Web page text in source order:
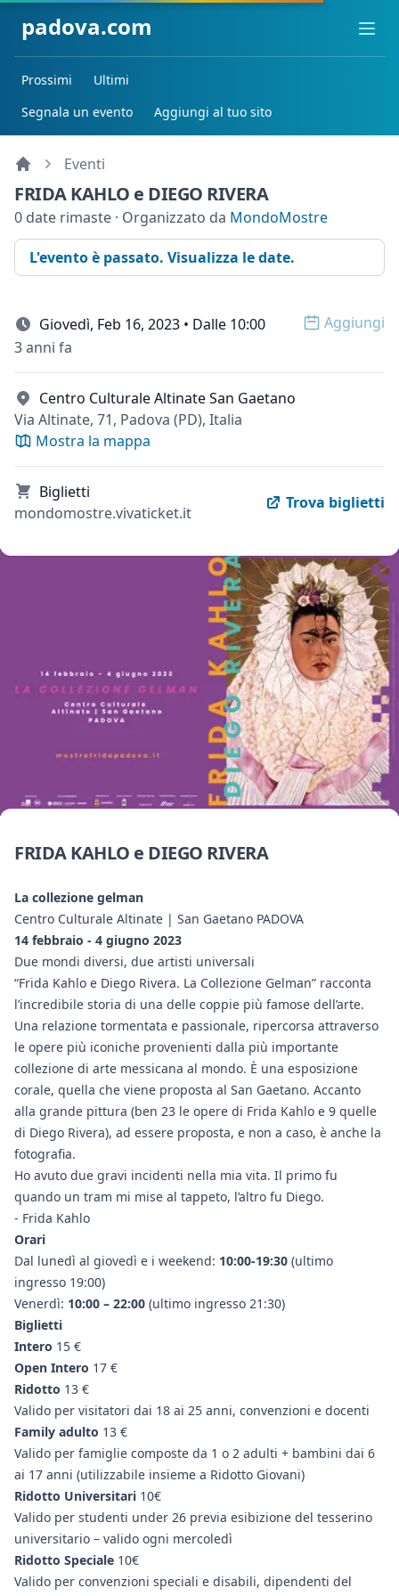
padova.com
Prossimi
Ultimi
Segnala un evento
Aggiungi al tuo sito
Eventi
FRIDA KAHLO e DIEGO RIVERA
0 date rimaste · Organizzato da MondoMostre
L'evento è passato. Visualizza le date.
Giovedì, Feb 16, 2023 • Dalle 10:00 Open
Aggiungi
3 anni fa
Centro Culturale Altinate San Gaetano
Via Altinate, 71, Padova (PD), Italia
Mostra la mappa
Biglietti
mondomostre.vivaticket.it
Trova biglietti
FRIDA KAHLO e DIEGO RIVERA
La collezione gelman
Centro Culturale Altinate | San Gaetano PADOVA
14 febbraio - 4 giugno 2023
Due mondi diversi, due artisti universali
“Frida Kahlo e Diego Rivera. La Collezione Gelman” racconta
l’incredibile storia di una delle coppie più famose dell’arte.
Una relazione tormentata e passionale, ripercorsa attraverso
le opere più iconiche provenienti dalla più importante
collezione di arte messicana al mondo. È una esposizione
corale, quella che viene proposta al San Gaetano. Accanto
alla grande pittura (ben 23 le opere di Frida Kahlo e 9 quelle
di Diego Rivera), ad essere proposta, e non a caso, è anche la
fotografia.
Ho avuto due gravi incidenti nella mia vita. Il primo fu
quando un tram mi mise al tappeto, l’altro fu Diego.
- Frida Kahlo
Orari
Dal lunedì al giovedì e i weekend: 10:00-19:30 (ultimo
ingresso 19:00)
Venerdì: 10:00 – 22:00 (ultimo ingresso 21:30)
Biglietti
Intero 15 €
Open Intero 17 €
Ridotto 13 €
Valido per visitatori dai 18 ai 25 anni, convenzioni e docenti
Family adulto 13 €
Valido per famiglie composte da 1 o 2 adulti + bambini dai 6
ai 17 anni (utilizzabile insieme a Ridotto Giovani)
Ridotto Universitari 10€
Valido per studenti under 26 previa esibizione del tesserino
universitario – valido ogni mercoledì
Ridotto Speciale 10€
Valido per convenzioni speciali e disabili, dipendenti del